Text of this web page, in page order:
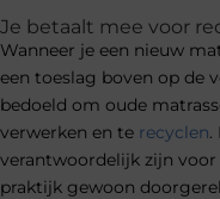
Je betaalt mee voor
Wanneer je een nieuw
een toeslag boven op de
bedoeld om oude
verwerken en te recyclen.
verantwoordelijk zijn voor
praktijk gewoon